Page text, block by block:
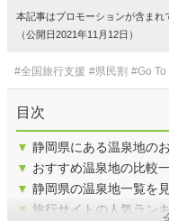
本記事はプロモーションが含まれ
（公開日2021年11月12日）
#全国旅行支援 #県民割 #Go
目次
▼ 静岡県にある温泉地の
▼ おすすめ温泉地の比較
▼ 静岡県の温泉地一覧を
▼ 旅行サイトの人気ラン